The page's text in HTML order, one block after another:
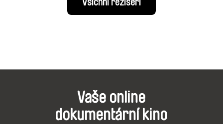
Všichni režiséři
Vaše online
dokumentární kino